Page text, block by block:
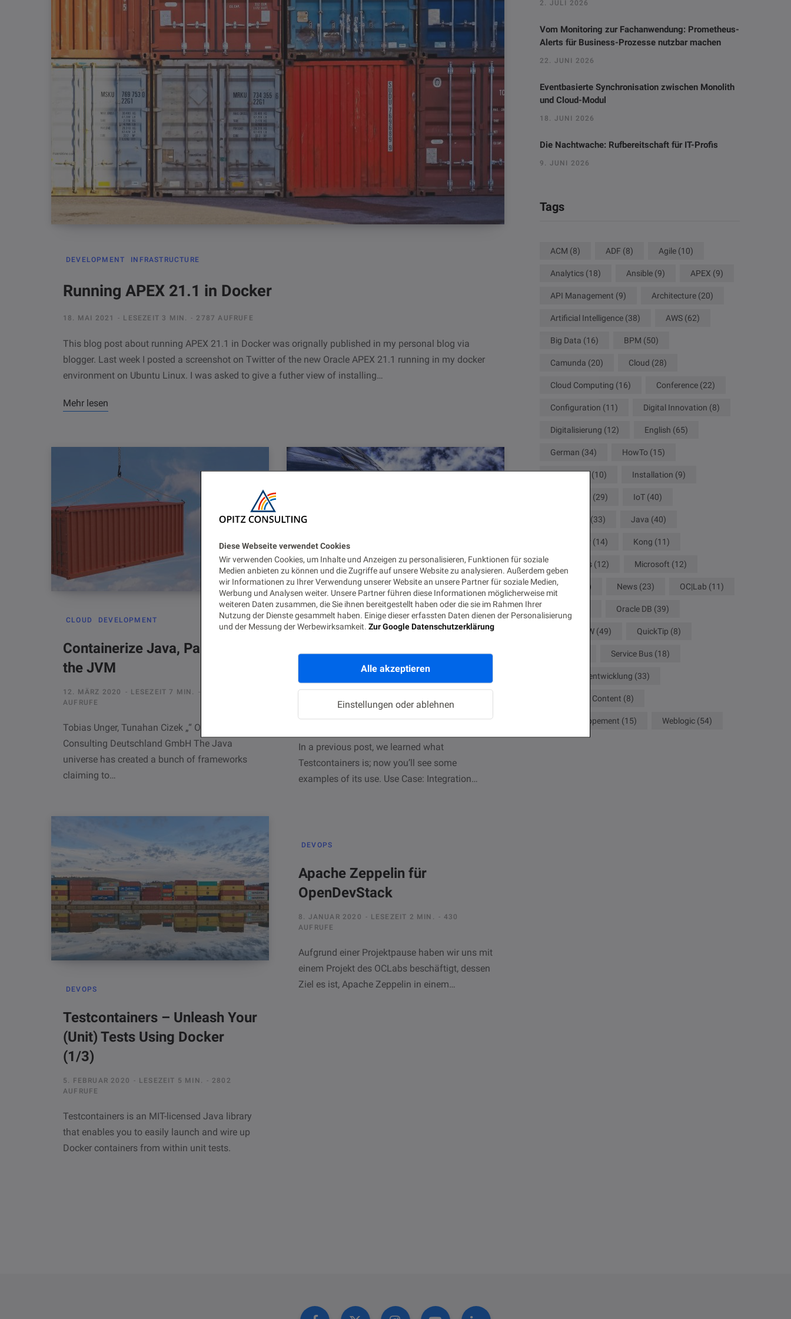
Diese Webseite verwendet Cookies
Wir verwenden Cookies, um Inhalte und Anzeigen zu personalisieren, Funktionen für soziale
Medien anbieten zu können und die Zugriffe auf unsere Website zu analysieren. Außerdem geben
wir Informationen zu Ihrer Verwendung unserer Website an unsere Partner für soziale Medien,
Werbung und Analysen weiter. Unsere Partner führen diese Informationen möglicherweise mit
weiteren Daten zusammen, die Sie ihnen bereitgestellt haben oder die sie im Rahmen Ihrer
Nutzung der Dienste gesammelt haben. Einige dieser erfassten Daten dienen der Personalisierung
und der Messung der Werbewirksamkeit. Zur Google Datenschutzerklärung
Alle akzeptieren
Einstellungen oder ablehnen
DEVELOPMENT INFRASTRUCTURE
Running APEX 21.1 in Docker
18. MAI 2021 LESEZEIT 3 MIN. 2787 AUFRUFE
This blog post about running APEX 21.1 in Docker was orignally published in my personal blog via
blogger. Last week I posted a screenshot on Twitter of the new Oracle APEX 21.1 running in my docker
environment on Ubuntu Linux. I was asked to give a futher view of installing…
Mehr lesen
CLOUD DEVELOPMENT
Containerize Java, Part 1 –
the JVM
12. MÄRZ 2020 LESEZEIT 7 MIN.
AUFRUFE
Tobias Unger, Tunahan Cizek „“ Opitz
Consulting Deutschland GmbH The Java
universe has created a bunch of frameworks
claiming to…
DEVOPS
(Unit) Tests Using Docker
(2/3)
LESEZEIT 5 MIN.
In a previous post, we learned what
Testcontainers is; now you’ll see some
examples of its use. Use Case: Integration…
DEVOPS
Testcontainers – Unleash Your
(Unit) Tests Using Docker
(1/3)
5. FEBRUAR 2020 LESEZEIT 5 MIN.
2802
AUFRUFE
Testcontainers is an MIT-licensed Java library
that enables you to easily launch and wire up
Docker containers from within unit tests.
DEVOPS
Apache Zeppelin für
OpenDevStack
8. JANUAR 2020 LESEZEIT 2 MIN.
430
AUFRUFE
Aufgrund einer Projektpause haben wir uns mit
einem Projekt des OCLabs beschäftigt, dessen
Ziel es ist, Apache Zeppelin in einem…
2. JULI 2026
Vom Monitoring zur Fachanwendung: Prometheus-
Alerts für Business-Prozesse nutzbar machen
22. JUNI 2026
Eventbasierte Synchronisation zwischen Monolith
und Cloud-Modul
18. JUNI 2026
Die Nachtwache: Rufbereitschaft für IT-Profis
9. JUNI 2026
Tags
ACM (8) ADF (8) Agile (10)
Analytics (18) Ansible (9) APEX (9)
API Management (9) Architecture (20)
Artificial Intelligence (38) AWS (62)
Big Data (16) BPM (50)
Camunda (20) Cloud (28)
Cloud Computing (16) Conference (22)
Configuration (11) Digital Innovation (8)
Digitalisierung (12) English (65)
German (34) HowTo (15)
Innovation (10) Installation (9)
(29) IoT (40)
(33) Java (40)
JDeveloper (14) Kong (11)
Kubernetes (12) Microsoft (12)
Mobile (17) News (23) OC|Lab (11)
Oracle DB (39)
Oracle FMW (49) QuickTip (8)
Service Bus (18)
Softwarenentwicklung (33)
WebCenter Content (8)
Web Developement (15) Weblogic (54)